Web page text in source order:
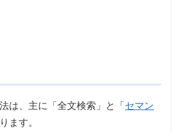
は、主に「全文検索」と「 セマン
ます。